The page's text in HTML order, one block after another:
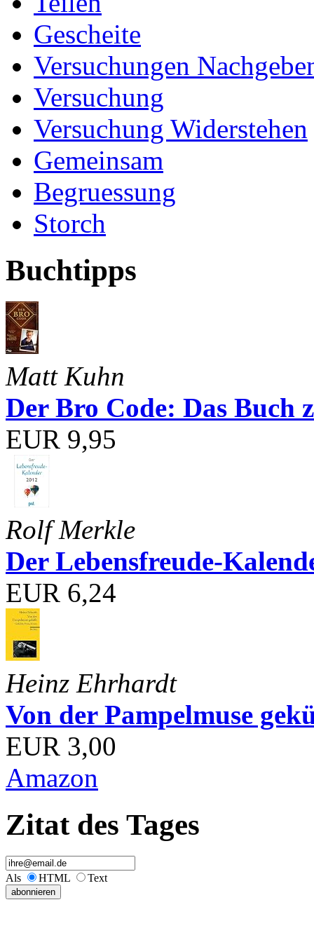
Gescheite
Versuchungen
Versuchung
Versuchung Widerstehen
Gemeinsam
Begruessung
Storch
Buchtipps
Matt Kuhn
Der Bro Code: Das Buch
EUR 9,95
Rolf Merkle
Der Lebensfreude-
EUR 6,24
Heinz Ehrhardt
Von der Pampelmuse
EUR 3,00
Amazon
Zitat des Tages
Als HTML Text